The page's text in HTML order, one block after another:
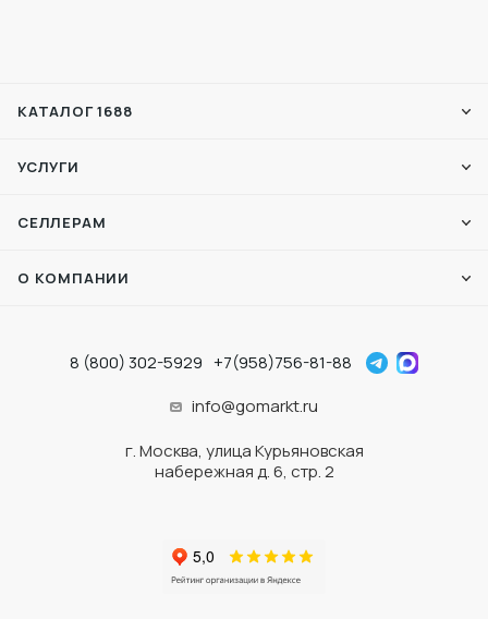
КАТАЛОГ 1688
УСЛУГИ
СЕЛЛЕРАМ
О КОМПАНИИ
8 (800) 302-5929 +7(958)756-81-88
info@gomarkt.ru
г. Москва, улица Курьяновская
набережная д. 6, стр. 2